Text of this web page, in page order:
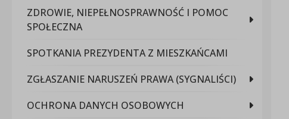
ZDROWIE, NIEPEŁNOSPRAWNOŚĆ I POMOC
SPOŁECZNA
SPOTKANIA PREZYDENTA Z MIESZKAŃCAMI
ZGŁASZANIE NARUSZEŃ PRAWA (SYGNALIŚCI)
OCHRONA DANYCH OSOBOWYCH